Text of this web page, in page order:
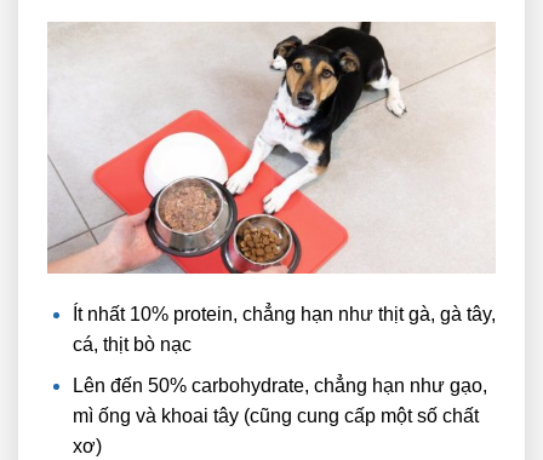
Ít nhất 10% protein, chẳng hạn như thịt gà, gà tây,
cá, thịt bò nạc
Lên đến 50% carbohydrate, chẳng hạn như gạo,
mì ống và khoai tây (cũng cung cấp một số chất
xơ)